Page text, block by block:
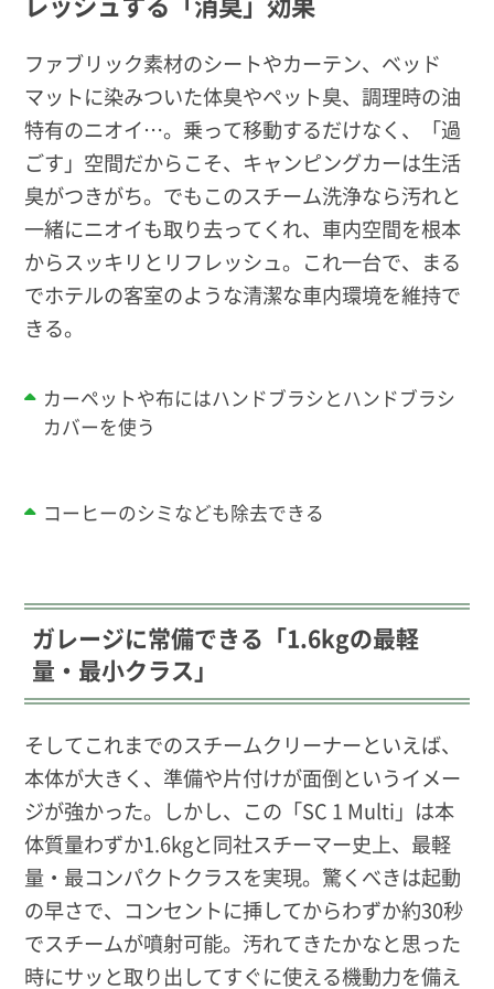
ファブリック素材のシートやカーテン、ベッド
マットに染みついた体臭やペット臭、調理時の油
特有のニオイ…。乗って移動するだけなく、「過
ごす」空間だからこそ、キャンピングカーは生活
臭がつきがち。でもこのスチーム洗浄なら汚れと
一緒にニオイも取り去ってくれ、車内空間を根本
からスッキリとリフレッシュ。これ一台で、まる
でホテルの客室のような清潔な車内環境を維持で
きる。
カーペットや布にはハンドブラシとハンドブラシ
カバーを使う
コーヒーのシミなども除去できる
ガレージに常備できる「1.6kgの最軽
量・最小クラス」
そしてこれまでのスチームクリーナーといえば、
本体が大きく、準備や片付けが面倒というイメー
ジが強かった。しかし、この「SC 1 Multi」は本
体質量わずか1.6kgと同社スチーマー史上、最軽
量・最コンパクトクラスを実現。驚くべきは起動
の早さで、コンセントに挿してからわずか約30秒
でスチームが噴射可能。汚れてきたかなと思った
時にサッと取り出してすぐに使える機動力を備え